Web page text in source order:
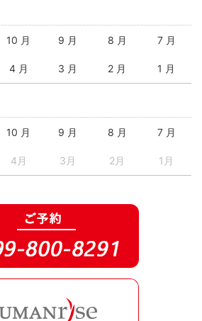
10 月 9 月 8 月 7 月
4 月 3 月 2 月 1 月
10 月 9 月 8 月 7 月
4月 3月 2月 1月